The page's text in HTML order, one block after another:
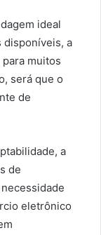
ideal
disponíveis, a
muitos
será que o
de
a
de
eletrônico